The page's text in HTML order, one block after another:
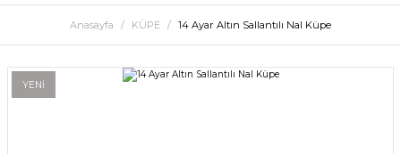
Anasayfa KÜPE 14 Ayar Altın Sallantılı Nal Küpe
YENİ